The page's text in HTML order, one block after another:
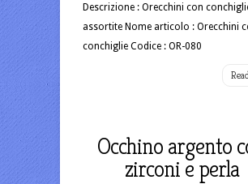
Descrizione : Orecchini con
assortite Nome articolo : Orecchini
conchiglie Codice : OR-080
Occhino argento
zirconi e perla